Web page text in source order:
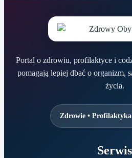
Portal o zdrowiu, profilaktyce i
pomagają lepiej dbać o organizm,
życia.
Zdrowie •
Serwis